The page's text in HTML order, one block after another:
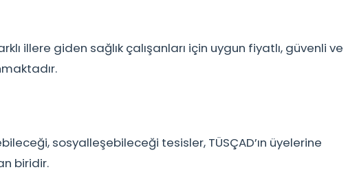
illere giden sağlık çalışanları için uygun fiyatlı, güvenli ve
sosyalleşebileceği tesisler, TÜSÇAD’ın üyelerine
biridir.